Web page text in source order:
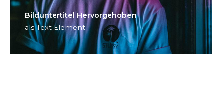
Bild­unter­titel Hervorgehoben
als Text Element